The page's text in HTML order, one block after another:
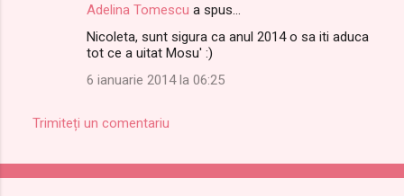
Adelina Tomescu a spus…
Nicoleta, sunt sigura ca anul 2014 o sa iti aduca
tot ce a uitat Mosu' :)
6 ianuarie 2014 la 06:25
Trimiteți un comentariu